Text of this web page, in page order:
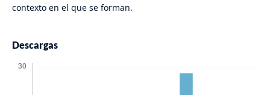
contexto en el que se forman.
Descargas